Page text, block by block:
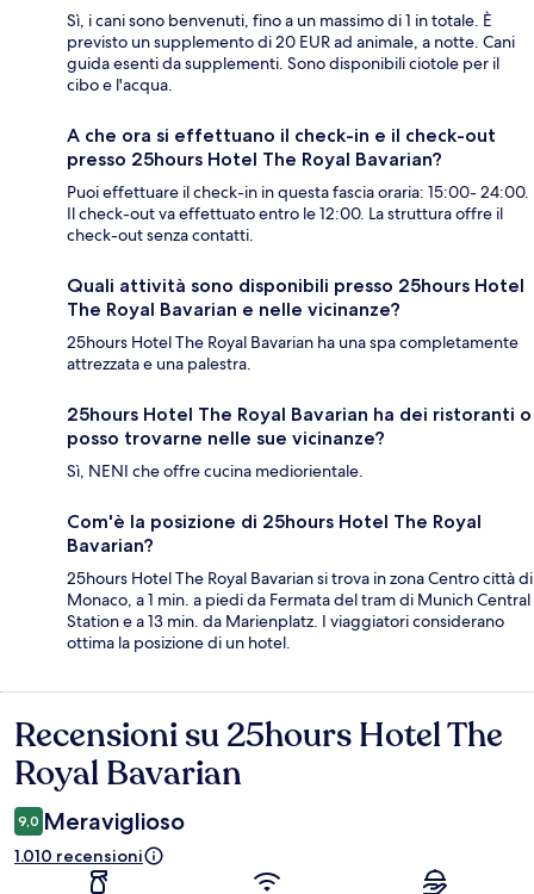
Sì, i cani sono benvenuti, fino a un massimo di 1 in totale. È
previsto un supplemento di 20 EUR ad animale, a notte. Cani
guida esenti da supplementi. Sono disponibili ciotole per il
cibo e l'acqua.
A che ora si effettuano il check-in e il check-out
presso 25hours Hotel The Royal Bavarian?
Puoi effettuare il check-in in questa fascia oraria: 15:00- 24:00.
Il check-out va effettuato entro le 12:00. La struttura offre il
check-out senza contatti.
Quali attività sono disponibili presso 25hours Hotel
The Royal Bavarian e nelle vicinanze?
25hours Hotel The Royal Bavarian ha una spa completamente
attrezzata e una palestra.
25hours Hotel The Royal Bavarian ha dei ristoranti o
posso trovarne nelle sue vicinanze?
Sì, NENI che offre cucina mediorientale.
Com'è la posizione di 25hours Hotel The Royal
Bavarian?
25hours Hotel The Royal Bavarian si trova in zona Centro città di
Monaco, a 1 min. a piedi da Fermata del tram di Munich Central
Station e a 13 min. da Marienplatz. I viaggiatori considerano
ottima la posizione di un hotel.
Recensioni
Recensioni su 25hours Hotel The
Royal Bavarian
9,0 Meraviglioso
1.010 recensioni